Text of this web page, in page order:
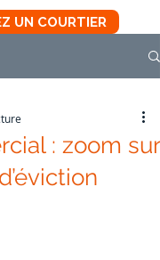
UN COURTIER
: zoom sur